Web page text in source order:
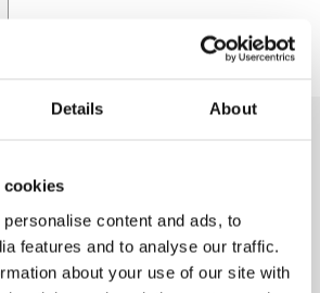
Details About
cookies
content and ads, to
features and to analyse our traffic.
about your use of our site with
サポート
いエンデュー
ワイドなリム形状で応えるリム。
ロワールドシリーズ）で勝利を収